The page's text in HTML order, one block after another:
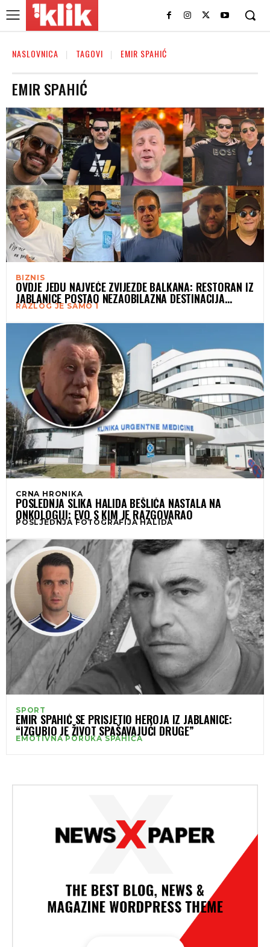
NASLOVNICA TAGOVI EMIR SPAHIĆ
EMIR SPAHIĆ
BIZNIS
OVDJE JEDU NAJVEĆE ZVIJEZDE BALKANA: RESTORAN IZ
JABLANICE POSTAO NEZAOBILAZNA DESTINACIJA
POZNATIH, A SVI DOLAZE ZBOG JEDNOG SPECIJALITETA
RAZLOG JE SAMO 1
CRNA HRONIKA
POSLEDNJA SLIKA HALIDA BEŠLIĆA NASTALA NA
ONKOLOGIJI: EVO S KIM JE RAZGOVARAO
POSLJEDNJA FOTOGRAFIJA HALIDA
SPORT
EMIR SPAHIĆ SE PRISJETIO HEROJA IZ JABLANICE:
“IZGUBIO JE ŽIVOT SPAŠAVAJUĆI DRUGE”
EMOTIVNA PORUKA SPAHIĆA